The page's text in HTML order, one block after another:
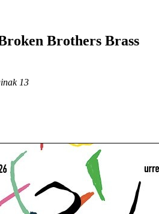
Brothers Brass
13